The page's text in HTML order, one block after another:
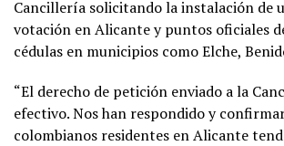
Cancillería solicitando la instalación de
votación en Alicante y puntos oficiales
cédulas en municipios como Elche,
“El derecho de petición enviado a la
efectivo. Nos han respondido y
colombianos residentes en Alicante